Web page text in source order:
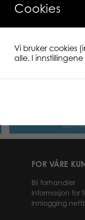
Les
FOR VÅRE
Bli forhandler
Informasjon for
Innlogging
Cookies
Vi bruker cookies
alle. I